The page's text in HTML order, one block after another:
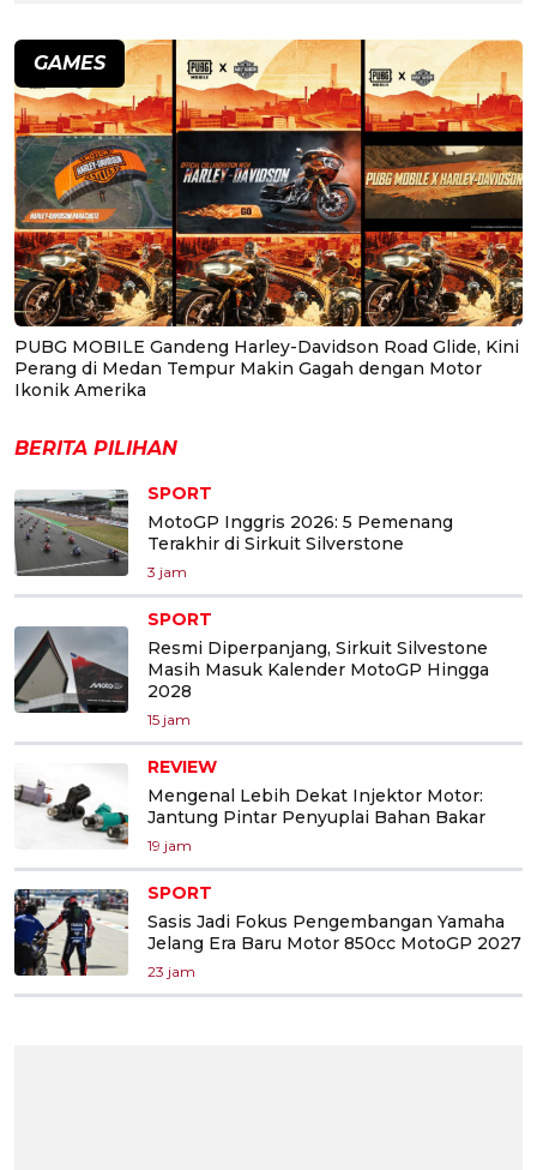
GAMES
PUBG MOBILE Gandeng Harley-Davidson Road Glide, Kini
Perang di Medan Tempur Makin Gagah dengan Motor
Ikonik Amerika
BERITA PILIHAN
SPORT
MotoGP Inggris 2026: 5 Pemenang
Terakhir di Sirkuit Silverstone
3 jam
SPORT
Resmi Diperpanjang, Sirkuit Silvestone
Masih Masuk Kalender MotoGP Hingga
2028
15 jam
REVIEW
Mengenal Lebih Dekat Injektor Motor:
Jantung Pintar Penyuplai Bahan Bakar
19 jam
SPORT
Sasis Jadi Fokus Pengembangan Yamaha
Jelang Era Baru Motor 850cc MotoGP 2027
23 jam